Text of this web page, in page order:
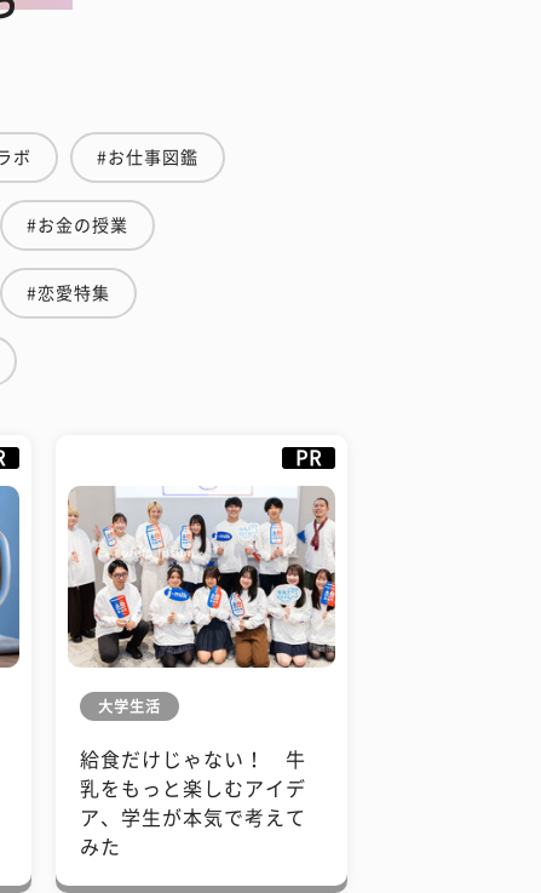
ボ #お仕事図鑑
#お金の授業
#恋愛特集
PR
大学生活
給食だけじゃない！ 牛
乳をもっと楽しむアイデ
ア、学生が本気で考えて
みた